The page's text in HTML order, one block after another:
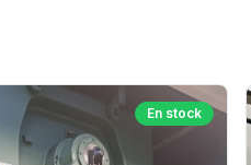
En stock